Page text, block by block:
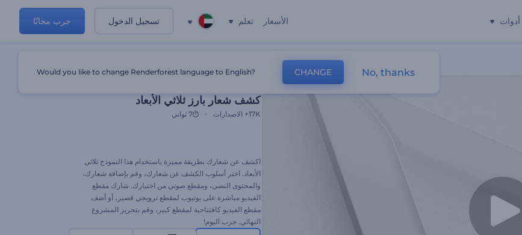
أدوات الأسعار تعلم تسجيل الدخول جرب مجانًا
كشف شعار بارز ثلاثي الأبعاد
17K+ الاصدارات 7 ثواني
اكشف عن شعارك بطريقة مميزة باستخدام هذا النموذج ثلاثي
الأبعاد. اختر أسلوب الكشف عن شعارك، وقم بإضافة شعارك،
والمحتوى النصي، ومقطع صوتي من اختيارك. شارك مقطع
الفيديو مباشرة على يوتيوب لمقطع ترويجي قصير، أو أضف
مقطع الفيديو كافتتاحية لمقطع كبير، وقم بتحرير المشروع
النهائي. جرب اليوم!
Would you like to change Renderforest language to English? CHANGE No, thanks